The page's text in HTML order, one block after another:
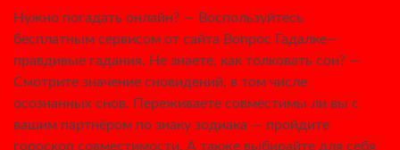
Нужно погадать онлайн? — Воспользуйтесь
бесплатным сервисом от сайта Вопрос Гадалке—
правдивые гадания. Не знаете, как толковать сон? —
Смотрите значение сновидений, в том числе
осознанных снов. Переживаете совместимы ли вы с
вашим партнёром по знаку зодиака — пройдите
гороскоп совместимости. А также выбирайте для себя